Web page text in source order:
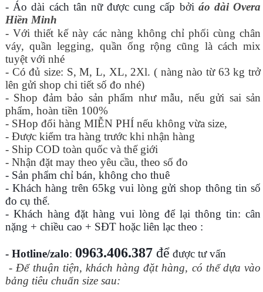
- Áo dài cách tân nữ được cung cấp bởi áo dài Overa
Hiền Minh
- Với thiết kế này các nàng không chỉ phối cùng chân
váy, quần legging, quần ống rộng cũng là cách mix
tuyệt với nhé
- Có đủ size: S, M, L, XL, 2Xl. ( nàng nào từ 63 kg trở
lên gửi shop chi tiết số đo nhé)
- Shop đảm bảo sản phẩm như mẫu, nếu gửi sai sản
phẩm, hoàn tiền 100%
- SHop đổi hàng MIỄN PHÍ nếu không vừa size,
- Được kiểm tra hàng trước khi nhận hàng
- Ship COD toàn quốc và thế giới
- Nhận đặt may theo yêu cầu, theo số đo
- Sản phẩm chỉ bán, không cho thuê
- Khách hàng trên 65kg vui lòng gửi shop thông tin số
đo cụ thể.
- Khách hàng đặt hàng vui lòng để lại thông tin: cân
nặng + chiều cao + SĐT hoặc liên lạc theo :
- Hotline/zalo: 0963.406.387 để được tư vấn
- Để thuận tiện, khách hàng đặt hàng, có thể dựa vào
bảng tiêu chuẩn size sau: